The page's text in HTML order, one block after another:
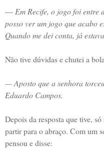
— Em Recife, o jogo foi entre
posso ver um jogo que acabo
Quando me dei conta, já
Não tive dúvidas e chutei a
— Aposto que a senhora
Eduardo Campos.
Depois da resposta que tive,
partir para o abraço. Com um
pensou e disse: